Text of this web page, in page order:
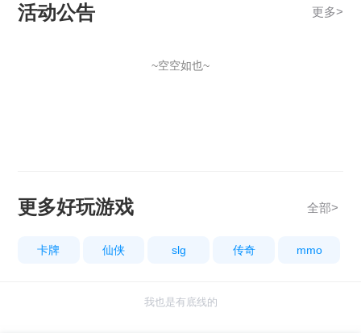
活动公告 更多>
~空空如也~
更多好玩游戏 全部>
卡牌 仙侠 slg 传奇 mmo
我也是有底线的